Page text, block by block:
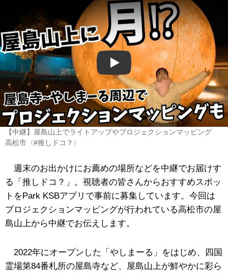
Play
【中継】屋島山上でライトアップやプロジェクションマッピング
高松市〈#推しドコ？〉
週末のお出かけにお薦めの場所などを中継でお届けす
る「推しドコ？」。視聴者の皆さんからおすすめスポッ
トをPark KSBアプリで事前に募集しています。今回は
プロジェクションマッピングが行われている高松市の屋
島山上から中継でお伝えします。
2022年にオープンした「やしまーる」をはじめ、四国
霊場第84番札所の屋島寺など、屋島山上が鮮やかに彩ら